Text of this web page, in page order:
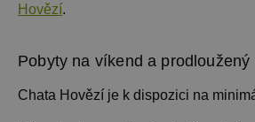
Hovězí.
Pobyty na víkend a prodloužený
Chata Hovězí je k dispozici na